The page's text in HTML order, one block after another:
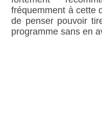
fréquemment à cette
de penser pouvoir
programme sans en